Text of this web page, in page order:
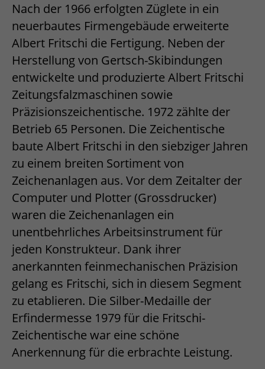
Nach der 1966 erfolgten Züglete in ein
neuerbautes Firmengebäude erweiterte
Albert Fritschi die Fertigung. Neben der
Herstellung von Gertsch-Skibindungen
entwickelte und produzierte Albert Fritschi
Zeitungsfalzmaschinen sowie
Präzisionszeichentische. 1972 zählte der
Betrieb 65 Personen. Die Zeichentische
baute Albert Fritschi in den siebziger Jahren
zu einem breiten Sortiment von
Zeichenanlagen aus. Vor dem Zeitalter der
Computer und Plotter (Grossdrucker)
waren die Zeichenanlagen ein
unentbehrliches Arbeitsinstrument für
jeden Konstrukteur. Dank ihrer
anerkannten feinmechanischen Präzision
gelang es Fritschi, sich in diesem Segment
zu etablieren. Die Silber-Medaille der
Erfindermesse 1979 für die Fritschi-
Zeichentische war eine schöne
Anerkennung für die erbrachte Leistung.